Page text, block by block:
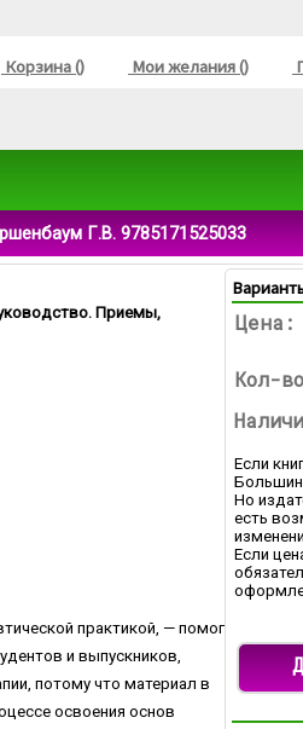
Корзина () Мои желания ()
Г.В. 9785171525033
Цена:
Кол-
Если
Но
есть
Если
Приемы,
практикой, — помог
и выпускников,
потому что материал в
освоения основ